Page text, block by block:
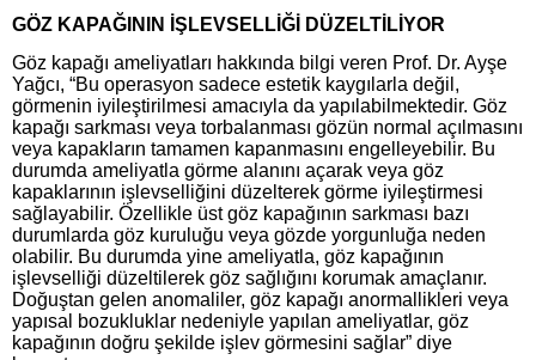
GÖZ KAPAĞININ İŞLEVSELLİĞİ DÜZELTİLİYOR
Göz kapağı ameliyatları hakkında bilgi veren Prof. Dr. Ayşe
Yağcı, “Bu operasyon sadece estetik kaygılarla değil,
görmenin iyileştirilmesi amacıyla da yapılabilmektedir. Göz
kapağı sarkması veya torbalanması gözün normal açılmasını
veya kapakların tamamen kapanmasını engelleyebilir. Bu
durumda ameliyatla görme alanını açarak veya göz
kapaklarının işlevselliğini düzelterek görme iyileştirmesi
sağlayabilir. Özellikle üst göz kapağının sarkması bazı
durumlarda göz kuruluğu veya gözde yorgunluğa neden
olabilir. Bu durumda yine ameliyatla, göz kapağının
işlevselliği düzeltilerek göz sağlığını korumak amaçlanır.
Doğuştan gelen anomaliler, göz kapağı anormallikleri veya
yapısal bozukluklar nedeniyle yapılan ameliyatlar, göz
kapağının doğru şekilde işlev görmesini sağlar” diye